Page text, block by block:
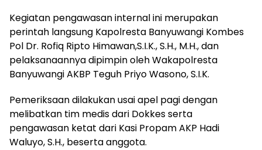
Kegiatan pengawasan internal ini merupakan
perintah langsung Kapolresta Banyuwangi Kombes
Pol Dr. Rofiq Ripto Himawan,S.I.K., S.H., M.H., dan
pelaksanaannya dipimpin oleh Wakapolresta
Banyuwangi AKBP Teguh Priyo Wasono, S.I.K.
Pemeriksaan dilakukan usai apel pagi dengan
melibatkan tim medis dari Dokkes serta
pengawasan ketat dari Kasi Propam AKP Hadi
Waluyo, S.H., beserta anggota.